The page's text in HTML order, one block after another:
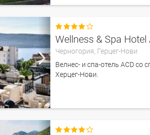

Wellness & Spa Hotel
Черногория, Герцег-Нови
Велнес- и спа-отель ACD со
Херцег-Нови.
